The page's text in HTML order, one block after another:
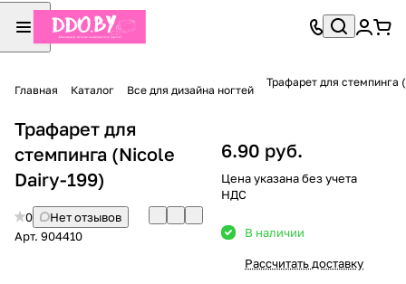
Главная Каталог Все для дизайна ногтей
Трафарет для стемпинга
Трафарет для
стемпинга (Nicole
Dairy-199)
0
Нет отзывов
Арт. 904410
6.90 руб.
Цена указана без учета
НДС
В наличии
Рассчитать доставку